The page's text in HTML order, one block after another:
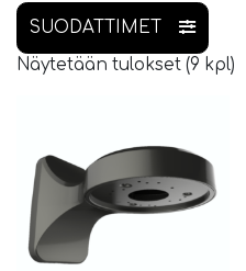
SUODATTIMET
Näytetään tulokset (9 kpl)